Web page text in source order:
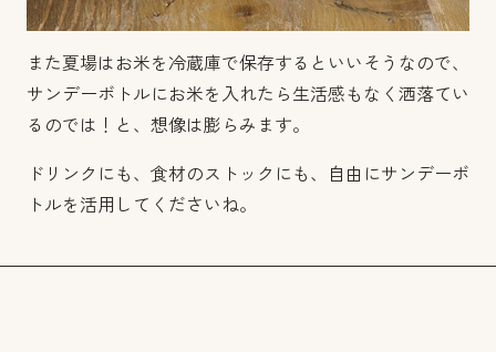
また夏場はお米を冷蔵庫で保存するといいそうなので、
サンデーボトルにお米を入れたら生活感もなく洒落てい
るのでは！と、想像は膨らみます。
ドリンクにも、食材のストックにも、自由にサンデーボ
トルを活用してくださいね。